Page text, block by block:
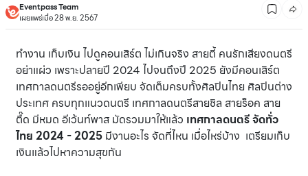
Eventpass Team
เผยแพร่เมื่อ 28 พ.ย. 2567
ทำงาน เก็บเงิน ไปดูคอนเสิร์ต ไม่เกินจริง สายตี้ คนรักเสียงดนตรี
อย่าแผ่ว เพราะปลายปี 2024 ไปจนถึงปี 2025 ยังมีคอนเสิร์ต
เทศกาลดนตรีรออยู่อีกเพียบ จัดเต็มครบทั้งศิลปินไทย ศิลปินต่าง
ประเทศ ครบทุกแนวดนตรี เทศกาลดนตรีสายชิล สายร็อค สาย
ตื๊ด มีหมด อีเว้นท์พาส มัดรวมมาให้แล้ว เทศกาลดนตรี จัดทั่ว
ไทย 2024 - 2025 มีงานอะไร จัดที่ไหน เมื่อไหร่บ้าง เตรียมเก็บ
เงินแล้วไปหาความสุขกัน